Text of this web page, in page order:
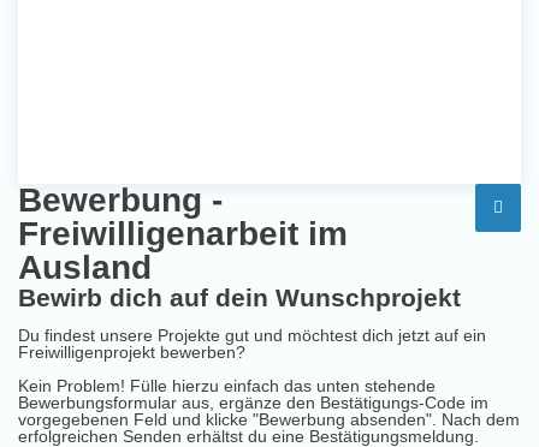
Bewerbung -
Freiwilligenarbeit im
Ausland
Bewirb dich auf dein Wunschprojekt
Du findest unsere Projekte gut und möchtest dich jetzt auf ein
Freiwilligenprojekt bewerben?
Kein Problem! Fülle hierzu einfach das unten stehende
Bewerbungsformular aus, ergänze den Bestätigungs-Code im
vorgegebenen Feld und klicke "Bewerbung absenden". Nach dem
erfolgreichen Senden erhältst du eine Bestätigungsmeldung.